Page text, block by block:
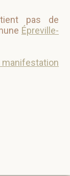
pas de
Épreville-